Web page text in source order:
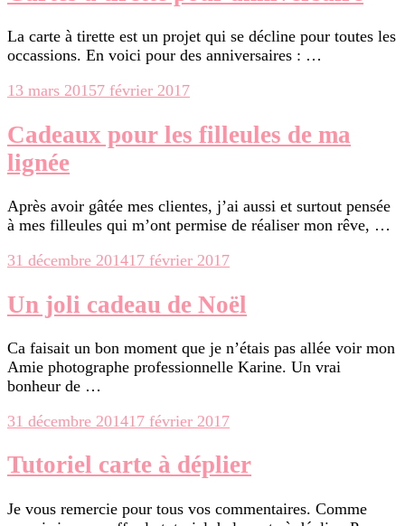
La carte à tirette est un projet qui se décline pour toutes les
occassions. En voici pour des anniversaires : …
13 mars 20157 février 2017
Cadeaux pour les filleules de ma
lignée
Après avoir gâtée mes clientes, j’ai aussi et surtout pensée
à mes filleules qui m’ont permise de réaliser mon rêve, …
31 décembre 201417 février 2017
Un joli cadeau de Noël
Ca faisait un bon moment que je n’étais pas allée voir mon
Amie photographe professionnelle Karine. Un vrai
bonheur de …
31 décembre 201417 février 2017
Tutoriel carte à déplier
Je vous remercie pour tous vos commentaires. Comme